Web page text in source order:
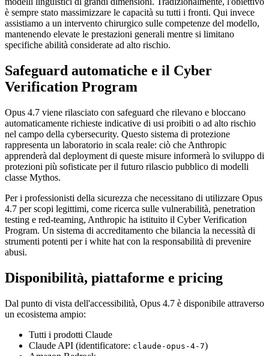
è sempre stato massimizzare le capacità su tutti i fronti. Qui invece
assistiamo a un intervento chirurgico sulle competenze del modello,
mantenendo elevate le prestazioni generali mentre si limitano
specifiche abilità considerate ad alto rischio.
Safeguard automatiche e il Cyber
Verification Program
Opus 4.7 viene rilasciato con safeguard che rilevano e bloccano
automaticamente richieste indicative di usi proibiti o ad alto rischio
nel campo della cybersecurity. Questo sistema di protezione
rappresenta un laboratorio in scala reale: ciò che Anthropic
apprenderà dal deployment di queste misure informerà lo sviluppo di
protezioni più sofisticate per il futuro rilascio pubblico di modelli
classe Mythos.
Per i professionisti della sicurezza che necessitano di utilizzare Opus
4.7 per scopi legittimi, come ricerca sulle vulnerabilità, penetration
testing e red-teaming, Anthropic ha istituito il Cyber Verification
Program. Un sistema di accreditamento che bilancia la necessità di
strumenti potenti per i white hat con la responsabilità di prevenire
abusi.
Disponibilità, piattaforme e pricing
Dal punto di vista dell'accessibilità, Opus 4.7 è disponibile attraverso
un ecosistema ampio:
Tutti i prodotti Claude
Claude API (identificatore: claude-opus-4-7)